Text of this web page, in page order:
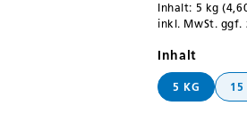
Inhalt: 5 kg
inkl. MwSt. ggf.
Inhalt
5 KG 15